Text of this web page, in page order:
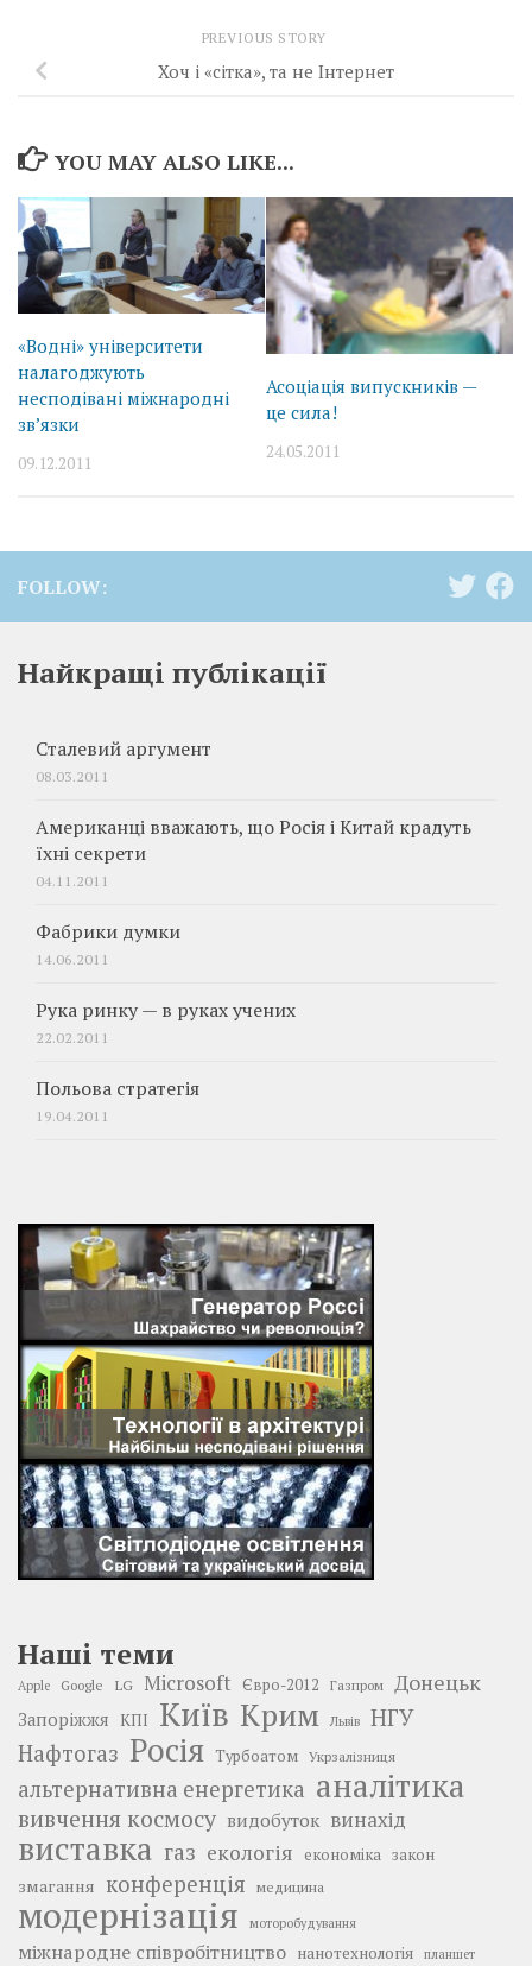
PREVIOUS STORY
Хоч і «сітка», та не Інтернет
YOU MAY ALSO LIKE...
«Водні» університети
налагоджують
несподівані міжнародні
зв’язки
09.12.2011
Асоціація випускників —
це сила!
24.05.2011
FOLLOW:
Найкращі публікації
Сталевий аргумент
08.03.2011
Американці вважають, що Росія і Китай крадуть
їхні секрети
04.11.2011
Фабрики думки
14.06.2011
Рука ринку — в руках учених
22.02.2011
Польова стратегія
19.04.2011
Наші теми
Apple Google LG Microsoft Євро-2012 Газпром Донецьк
Запоріжжя КПІ Київ Крим Львів
НГУ
Нафтогаз Росія Турбоатом Укрзалізниця
альтернативна енергетика аналітика
вивчення космосу видобуток винахід
виставка газ екологія економіка закон
змагання конференція медицина
модернізація моторобудування
міжнародне співробітництво нанотехнологія планшет